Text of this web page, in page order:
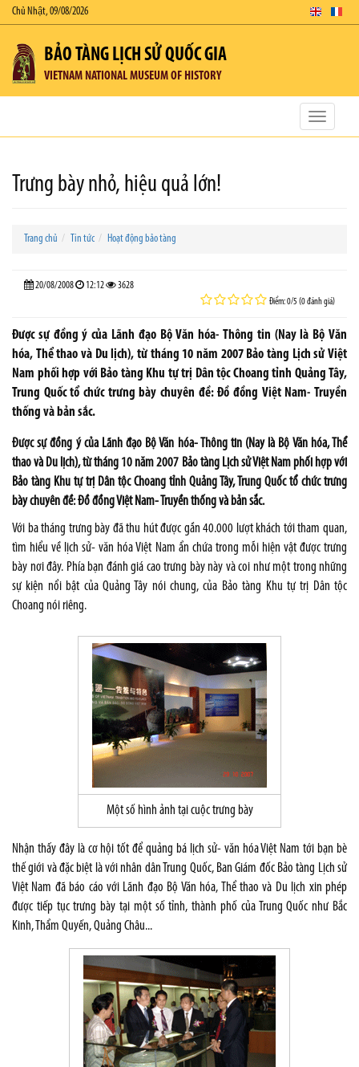
Chủ Nhật, 09/08/2026
BẢO TÀNG LỊCH SỬ QUỐC GIA
VIETNAM NATIONAL MUSEUM OF HISTORY
Toggle
Trưng bày nhỏ, hiệu quả lớn!
Trang chủ Tin tức Hoạt động bảo tàng
20/08/2008 12:12 3628
Điểm: 0/5 (0 đánh giá)
Được sự đồng ý của Lãnh đạo Bộ Văn hóa- Thông tin (Nay là Bộ Văn
hóa, Thể thao và Du lịch), từ tháng 10 năm 2007 Bảo tàng Lịch sử Việt
Nam phối hợp với Bảo tàng Khu tự trị Dân tộc Choang tỉnh Quảng Tây,
Trung Quốc tổ chức trưng bày chuyên đề: Đồ đồng Việt Nam- Truyền
thống và bản sắc.
Được sự đồng ý của Lãnh đạo Bộ Văn hóa- Thông tin (Nay là Bộ Văn hóa, Thể
thao và Du lịch), từ tháng 10 năm 2007 Bảo tàng Lịch sử Việt Nam phối hợp với
Bảo tàng Khu tự trị Dân tộc Choang tỉnh Quảng Tây, Trung Quốc tổ chức trưng
bày chuyên đề: Đồ đồng Việt Nam- Truyền thống và bản sắc.
Với ba tháng trưng bày đã thu hút được gần 40.000 lượt khách tới tham quan,
tìm hiểu về lịch sử- văn hóa Việt Nam ẩn chứa trong mỗi hiện vật được trưng
bày nơi đây. Phía bạn đánh giá cao trưng bày này và coi như một trong những
sự kiện nổi bật của Quảng Tây nói chung, của Bảo tàng Khu tự trị Dân tộc
Choang nói riêng.
Một số hình ảnh tại cuộc trưng bày
Nhận thấy đây là cơ hội tốt để quảng bá lịch sử- văn hóa Việt Nam tới bạn bè
thế giới và đặc biệt là với nhân dân Trung Quốc, Ban Giám đốc Bảo tàng Lịch sử
Việt Nam đã báo cáo với Lãnh đạo Bộ Văn hóa, Thể thao và Du lịch xin phép
được tiếp tục trưng bày tại một số tỉnh, thành phố của Trung Quốc như Bắc
Kinh, Thẩm Quyến, Quảng Châu...